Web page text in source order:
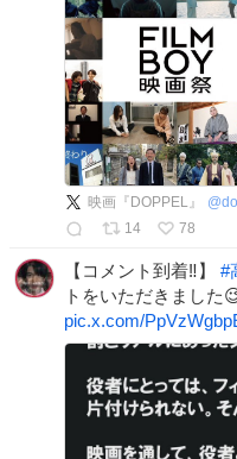
映画『DOPPEL』 @
14
78
【コメント到着‼️】 #
トをいただきました
pic.x.com/